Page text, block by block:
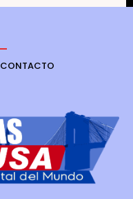
CONTACTO